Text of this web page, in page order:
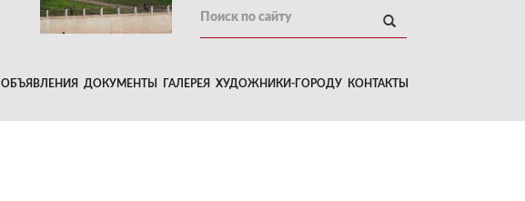
ОБЪЯВЛЕНИЯ ДОКУМЕНТЫ ГАЛЕРЕЯ ХУДОЖНИКИ-ГОРОДУ КОНТАКТЫ